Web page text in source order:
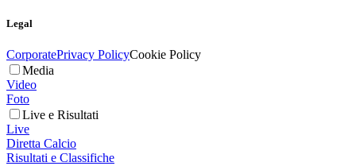
Legal
CorporatePrivacy PolicyCookie Policy
Media
Video
Foto
Live e Risultati
Live
Diretta Calcio
Risultati e Classifiche